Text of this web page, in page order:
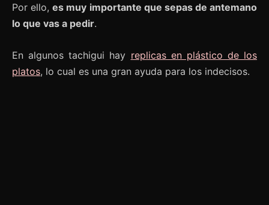
Por ello,es muy importante que sepas de antemano
lo que vas a pedir.
En algunos tachigui hay replicas en plástico de los
platos, lo cual es una gran ayuda para los indecisos.